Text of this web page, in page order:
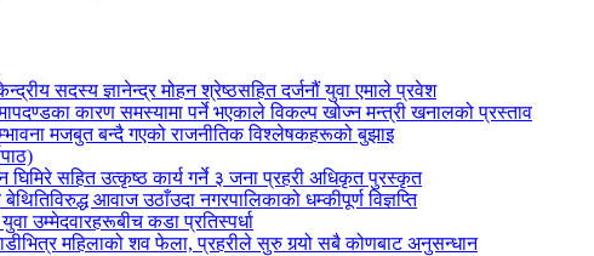
सदस्य ज्ञानेन्द्र मोहन श्रेष्ठसहित दर्जनौं युवा एमाले प्रवेश
कारण समस्यामा पर्ने भएकाले विकल्प खोज्न मन्त्री खनालको प्रस्ताव
मजबुत बन्दै गएको राजनीतिक विश्लेषकहरूको बुझाइ
घिमिरे सहित उत्कृष्ठ कार्य गर्ने ३ जना प्रहरी अधिकृत पुरस्कृत
आवाज उठाँउदा नगरपालिकाको धम्कीपूर्ण विज्ञप्ति
उम्मेदवारहरूबीच कडा प्रतिस्पर्धा
महिलाको शव फेला, प्रहरीले सुरु गर्‍यो सबै कोणबाट अनुसन्धान